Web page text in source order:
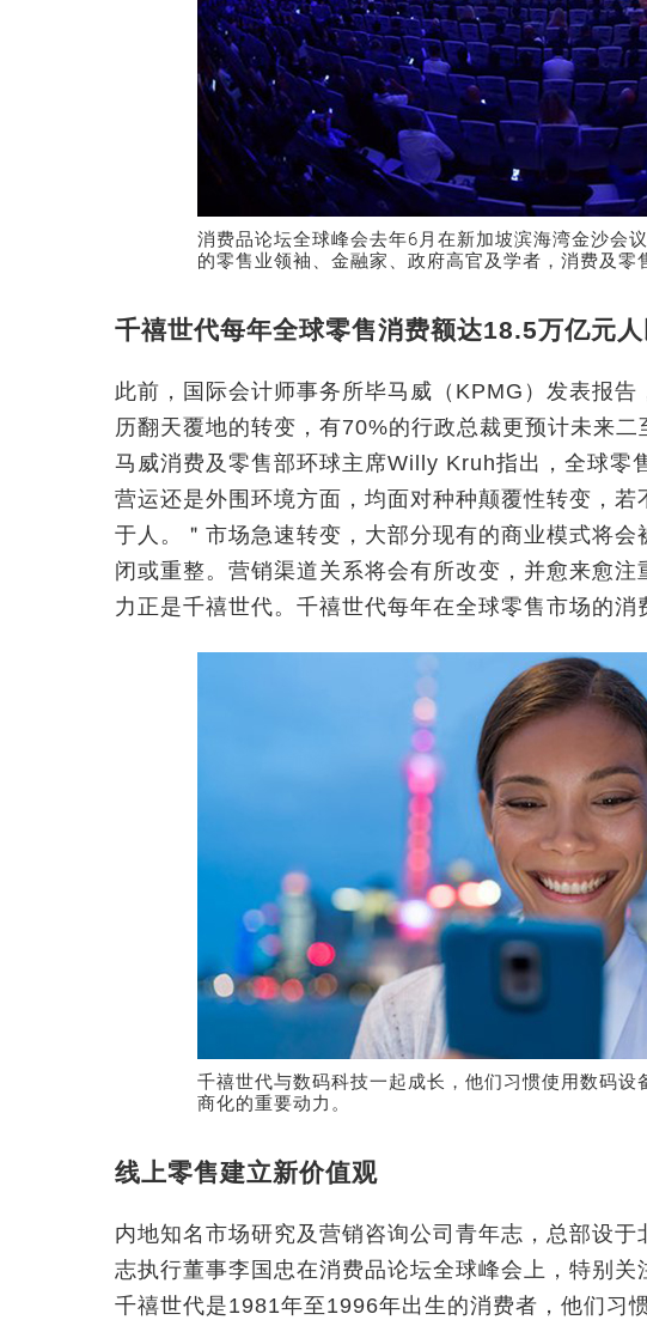
消费品论坛全球峰会去年6月在新加坡滨海湾金沙会
的零售业领袖、金融家、政府高官及学者，消费及零
千禧世代每年全球零售消费额达18.5万亿元
此前，国际会计师事务所毕马威（KPMG）发表报
历翻天覆地的转变，有70%的行政总裁更预计未来
马威消费及零售部环球主席Willy Kruh指出，全球零
营运还是外围环境方面，均面对种种颠覆性转变，
于人。＂市场急速转变，大部分现有的商业模式将
闭或重整。营销渠道关系将会有所改变，并愈来愈
力正是千禧世代。千禧世代每年在全球零售市场的消
千禧世代与数码科技一起成长，他们习惯使用数码设
商化的重要动力。
线上零售建立新价值观
内地知名市场研究及营销咨询公司青年志，总部设
志执行董事李国忠在消费品论坛全球峰会上，特别关
千禧世代是1981年至1996年出生的消费者，他们习